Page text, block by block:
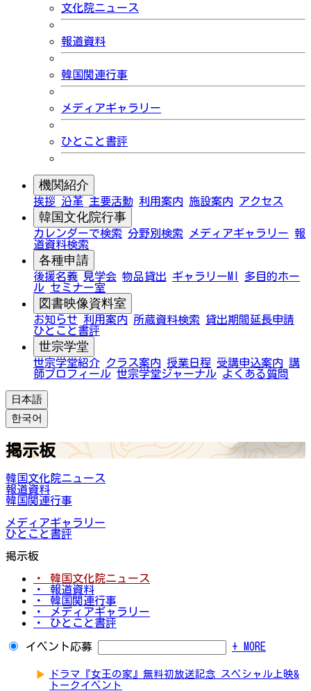
文化院ニュース
報道資料
韓国関連行事
メディアギャラリー
ひとこと書評
機関紹介
挨拶 沿革 主要活動 利用案内 施設案内 アクセス
韓国文化院行事
カレンダーで検索 分野別検索 メディアギャラリー 報
道資料検索
各種申請
後援名義 見学会 物品貸出 ギャラリーMI
多目的ホー
ル セミナー室
図書映像資料室
お知らせ 利用案内 所蔵資料検索
貸出期間延長申請
ひとこと書評
世宗学堂
世宗学堂紹介 クラス案内 授業日程 受講申込案内 講
師プロフィール 世宗学堂ジャーナル よくある質問
日本語
한국어
掲示板
韓国文化院ニュース
報道資料
韓国関連行事
メディアギャラリー
ひとこと書評
掲示板
・ 韓国文化院ニュース
・ 報道資料
・ 韓国関連行事
・ メディアギャラリー
・ ひとこと書評
イベント応募 + MORE
▶
ドラマ『女王の家』無料初放送記念 スペシャル上映&
トークイベント